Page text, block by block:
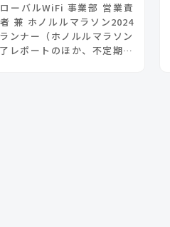
ーバルWiFi 事業部 営業責
兼 ホノルルマラソン2024
ンナー（ホノルルマラソン
レポートのほか、不定期で